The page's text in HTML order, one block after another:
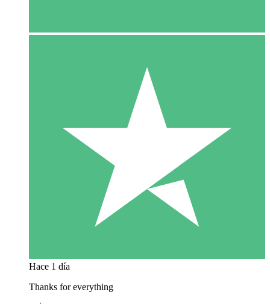
Hace 1 día
Thanks for everything